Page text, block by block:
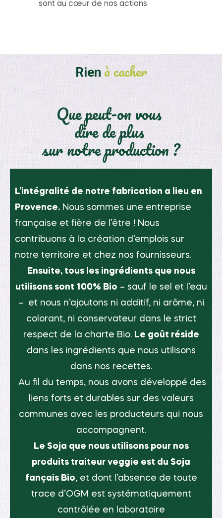
sont au cœur de nos actions
Rien à cacher
Que peut-on vous
dire de plus
sur notre production ?
L’intégralité de notre fabrication a lieu en
Provence. Nous sommes une entreprise
française et fière de l’être ! Nous
contribuons à la création d’emplois sur
notre territoire et chez nos fournisseurs.
Ensuite, tous les ingrédients que nous
utilisons sont 100% Bio – sauf le sel et l’eau
– et nous n’ajoutons ni additif, ni arôme, ni
colorant, ni conservateur dans le strict
respect de la charte Bio. Le goût réside
dans les ingrédients que nous utilisons
dans nos recettes.
Au fil du temps, nous avons développé des
liens forts et durables sur des valeurs
communes avec les producteurs qui nous
accompagnent.
Le Soja que nous utilisons pour nos
produits traiteur veggie est du Soja
fançais Bio, et dont l’absence de toute
trace d’OGM est systématiquement
contrôlée en laboratoire